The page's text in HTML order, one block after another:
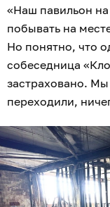
«Наш павильон
побывать на
Но понятно, что
собеседница
застраховано.
переходили,